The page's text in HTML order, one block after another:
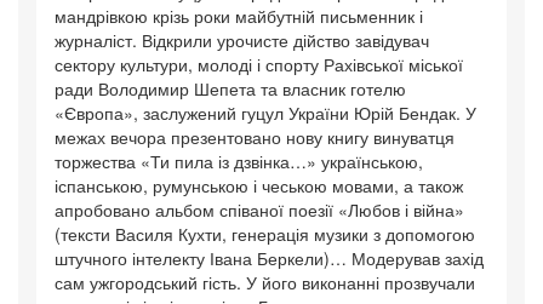
мандрівкою крізь роки майбутній письменник і
журналіст. Відкрили урочисте дійство завідувач
сектору культури, молоді і спорту Рахівської міської
ради Володимир Шепета та власник готелю
«Європа», заслужений гуцул України Юрій Бендак. У
межах вечора презентовано нову книгу винуватця
торжества «Ти пила із дзвінка…» українською,
іспанською, румунською і чеською мовами, а також
апробовано альбом співаної поезії «Любов і війна»
(тексти Василя Кухти, генерація музики з допомогою
штучного інтелекту Івана Беркели)… Модерував захід
сам ужгородський гість. У його виконанні прозвучали